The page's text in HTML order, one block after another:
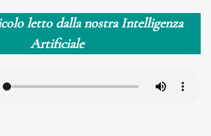
letto dalla nostra Intelligenza
Artificiale